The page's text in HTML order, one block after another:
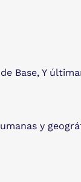
Base, Y
y